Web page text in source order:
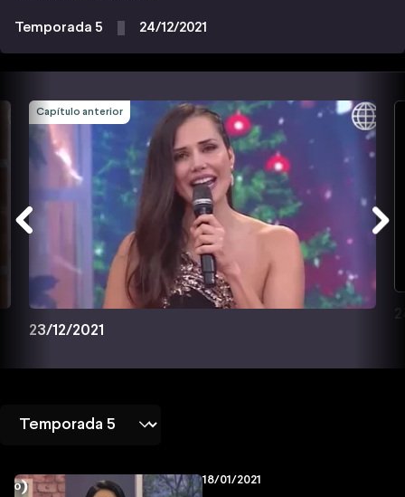
Temporada 5 24/12/2021
Capítulo anterior
23/12/2021
18/01/2021